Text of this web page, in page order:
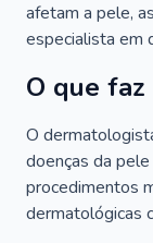
afetam a pele,
especialista em
O que
O
doenças da
procedimentos
dermatológicas